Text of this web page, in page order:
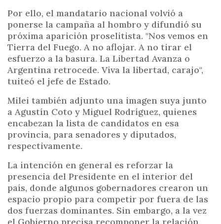
Por ello, el mandatario nacional volvió a
ponerse la campaña al hombro y difundió su
próxima aparición proselitista. "Nos vemos en
Tierra del Fuego. A no aflojar. A no tirar el
esfuerzo a la basura. La Libertad Avanza o
Argentina retrocede. Viva la libertad, carajo",
tuiteó el jefe de Estado.
Milei también adjunto una imagen suya junto
a Agustín Coto y Miguel Rodríguez, quienes
encabezan la lista de candidatos en esa
provincia, para senadores y diputados,
respectivamente.
La intención en general es reforzar la
presencia del Presidente en el interior del
país, donde algunos gobernadores crearon un
espacio propio para competir por fuera de las
dos fuerzas dominantes. Sin embargo, a la vez
el Gobierno precisa recomponer la relación